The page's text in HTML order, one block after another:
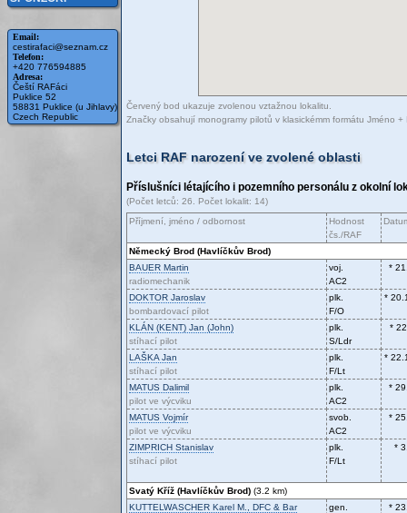
Email:
cestirafaci@seznam.cz
Telefon:
+420 776594885
Adresa:
Čeští RAFáci
Puklice 52
58831 Puklice (u Jihlavy)
Czech Republic
Červený bod ukazuje zvolenou vztažnou lokalitu.
Značky obsahují monogramy pilotů v klasickémm formátu Jméno
Letci RAF narození ve zvolené oblasti
Příslušníci létajícího i pozemního personálu z okolní
(Počet letců: 26. Počet lokalit: 14)
Příjmení, jméno / odbornost
Hodnost
čs./RAF
Německý Brod (Havlíčkův Brod)
BAUER Martin
radiomechanik
voj.
AC2
*
DOKTOR Jaroslav
bombardovací pilot
plk.
F/O
*
KLÁN (KENT) Jan (John)
stíhací pilot
plk.
S/Ldr
*
LAŠKA Jan
stíhací pilot
plk.
F/Lt
*
MATUS Dalimil
pilot ve výcviku
plk.
AC2
*
MATUS Vojmír
pilot ve výcviku
svob.
AC2
*
ZIMPRICH Stanislav
stíhací pilot
plk.
F/Lt
*
Svatý Kříž (Havlíčkův Brod) (3.2 km)
KUTTELWASCHER Karel M., DFC & Bar
gen.
*